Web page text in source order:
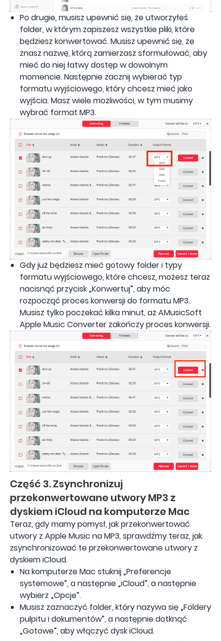
Po drugie, musisz upewnić się, że utworzyłeś
folder, w którym zapiszesz wszystkie pliki, które
będziesz konwertować. Musisz upewnić się, że
znasz nazwę, którą zamierzasz sformułować, aby
mieć do niej łatwy dostęp w dowolnym
momencie. Następnie zacznij wybierać typ
formatu wyjściowego, który chcesz mieć jako
wyjścia. Masz wiele możliwości, w tym musimy
wybrać format MP3.
Gdy już będziesz mieć gotowy folder i typy
formatu wyjściowego, które chcesz, możesz teraz
nacisnąć przycisk „Konwertuj”, aby móc
rozpocząć proces konwersji do formatu MP3.
Musisz tylko poczekać kilka minut, aż AMusicSoft
Apple Music Converter zakończy proces konwersji.
Część 3. Zsynchronizuj
przekonwertowane utwory MP3 z
dyskiem iCloud na komputerze Mac
Teraz, gdy mamy pomysł, jak przekonwertować
utwory z Apple Music na MP3, sprawdźmy teraz, jak
zsynchronizować te przekonwertowane utwory z
dyskiem iCloud.
Na komputerze Mac stuknij „Preferencje
systemowe”, a następnie „iCloud”, a następnie
wybierz „Opcje”.
Musisz zaznaczyć folder, który nazywa się „Foldery
pulpitu i dokumentów”, a następnie dotknąć
„Gotowe”, aby włączyć dysk iCloud.